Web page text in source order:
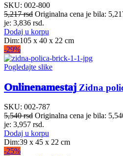
SKU: 002-800
5,217rsd Originalna cena je bila:
je: 3,836 rsd.
Dodaj u korpu
Dim:105 x 40 x 22 cm
-29%
Pogledajte slike
Onlinenamestaj Zidna
SKU: 002-787
5,540rsd Originalna cena je bila:
je: 3,957 rsd.
Dodaj u korpu
Dim:39 x 45 x 22 cm
-25%